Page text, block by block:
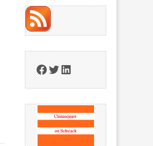
Facebook
Twitter
LinkedIn